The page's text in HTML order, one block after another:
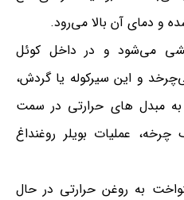
و دمای آن بالا می‌رود.
کشی می‌شود و در داخل کوئل
و این سیرکوله یا گردش،
به مبدل های حرارتی در سمت
عملیات بویلر روغنداغ
به روغن حرارتی در حال